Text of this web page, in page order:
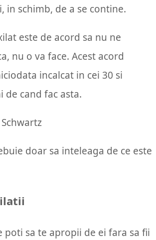
in schimb, de a se contine.
este de acord sa nu ne
nu o va face. Acest acord
incalcat in cei 30 si
de cand fac asta.
doar sa inteleaga de ce este
poti sa te apropii de ei fara sa fii